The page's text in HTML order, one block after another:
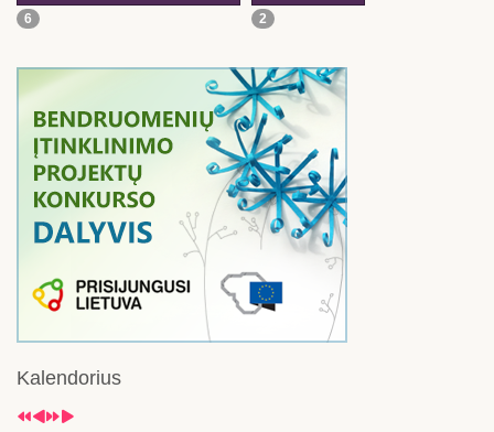
6 2
Kalendorius